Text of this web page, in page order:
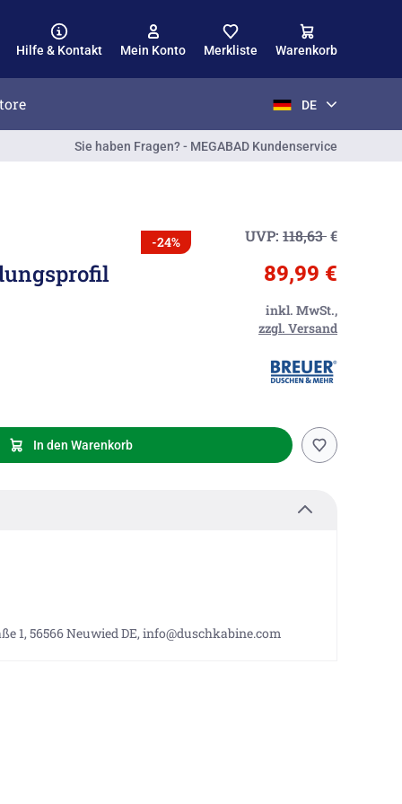
Hilfe & Kontakt Mein Konto Merkliste Warenkorb
DE
Sie haben Fragen? - MEGABAD Kundenservice
-24% UVP: 118,63€
89,99 €
inkl. MwSt.,
zzgl. Versand
In den Warenkorb
1, 56566 Neuwied DE, info@duschkabine.com